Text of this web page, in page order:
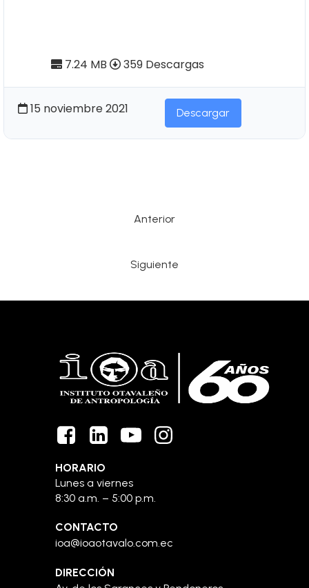
7.24 MB 359 Descargas
15 noviembre 2021 Descargar
Anterior
Siguiente
HORARIO
Lunes a viernes
8:30 a.m. – 5:00 p.m.
CONTACTO
ioa@ioaotavalo.com.ec
DIRECCIÓN